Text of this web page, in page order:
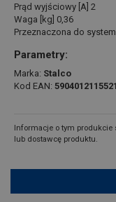
Prąd wyjściowy [A] 2
Waga [kg] 0,36
Przeznaczona do
Parametry:
Marka: Stalco
Kod EAN: 5904012115521
Informacje o tym produkcie
lub dostawcę produktu.